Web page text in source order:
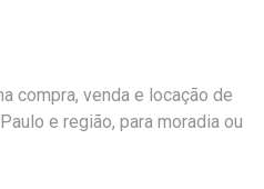
compra, venda e locação de
e região, para moradia ou